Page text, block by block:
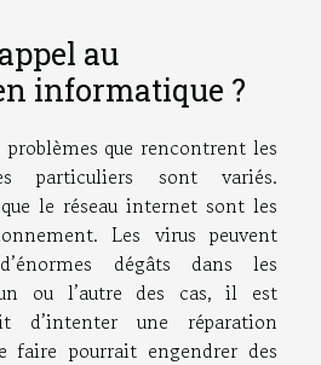
au
informatique ?
que rencontrent les
particuliers sont variés.
le réseau internet sont les
Les virus peuvent
dégâts dans les
ou l’autre des cas, il est
d’intenter une réparation
faire pourrait engendrer des